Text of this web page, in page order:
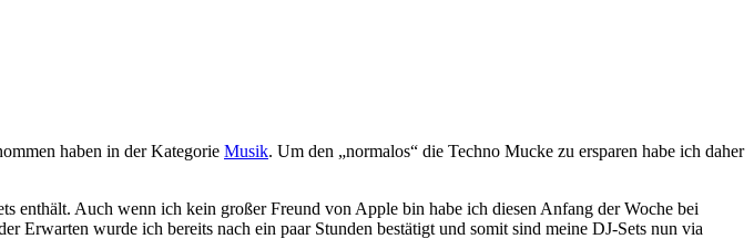
haben in der Kategorie Musik. Um den „normalos“ die Techno Mucke zu ersparen habe ich daher
enthält. Auch wenn ich kein großer Freund von Apple bin habe ich diesen Anfang der Woche bei
Erwarten wurde ich bereits nach ein paar Stunden bestätigt und somit sind meine DJ-Sets nun via